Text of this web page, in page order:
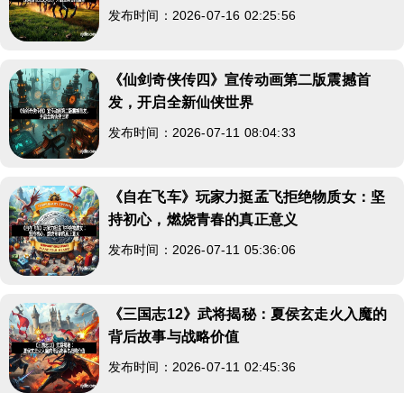
发布时间：2026-07-16 02:25:56
《仙剑奇侠传四》宣传动画第二版震撼首
发，开启全新仙侠世界
发布时间：2026-07-11 08:04:33
《自在飞车》玩家力挺孟飞拒绝物质女：坚
持初心，燃烧青春的真正意义
发布时间：2026-07-11 05:36:06
《三国志12》武将揭秘：夏侯玄走火入魔的
背后故事与战略价值
发布时间：2026-07-11 02:45:36